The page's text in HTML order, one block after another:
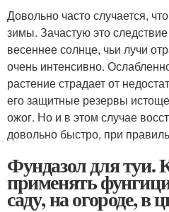
Довольно часто случается,
зимы. Зачастую это
весеннее солнце, чьи лучи
очень интенсивно.
растение страдает от
его защитные резервы
ожог. Но и в этом случае
довольно быстро, при
Фундазол для туи.
применять
саду, на огороде, в